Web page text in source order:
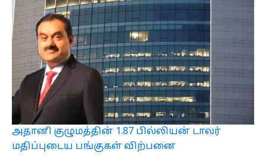
அதானி குழுமத்தின் 1.87 பில்லியன் டாலர்
மதிப்புடைய பங்குகள் விற்பனை